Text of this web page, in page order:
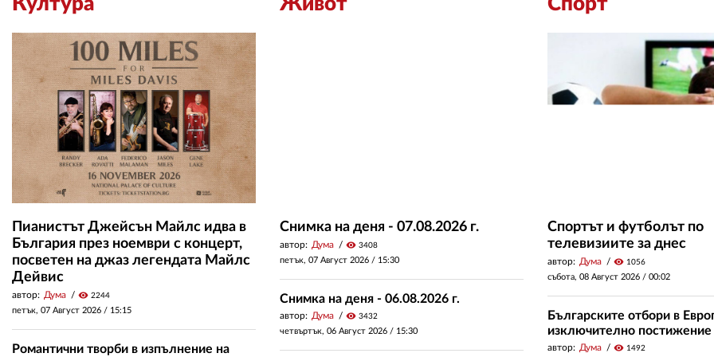
Пианистът Джейсън Майлс идва в
България през ноември с концерт,
посветен на джаз легендата Майлс
Дейвис
автор: Дума visibility 2244
петък, 07 Август 2026 / 15:15
Романтични творби в изпълнение на
Снимка на деня - 07.08.2026 г.
автор: Дума visibility 3408
петък, 07 Август 2026 / 15:30
Снимка на деня - 06.08.2026 г.
автор: Дума visibility 3432
четвъртък, 06 Август 2026 / 15:30
Спортът и футболът по
телевизиите за днес
автор: Дума visibility 1056
събота, 08 Август 2026 / 00:02
Българските отбори в
изключително постижение
автор: Дума visibility 1492